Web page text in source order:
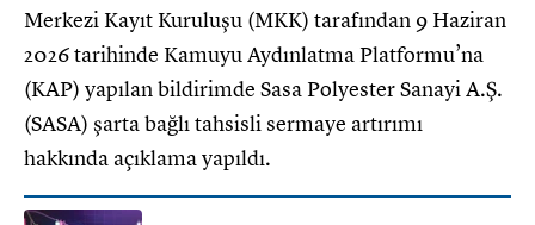
Merkezi Kayıt Kuruluşu (MKK) tarafından 9 Haziran
2026 tarihinde Kamuyu Aydınlatma Platformu’na
(KAP) yapılan bildirimde Sasa Polyester Sanayi A.Ş.
(SASA) şarta bağlı tahsisli sermaye artırımı
hakkında açıklama yapıldı.